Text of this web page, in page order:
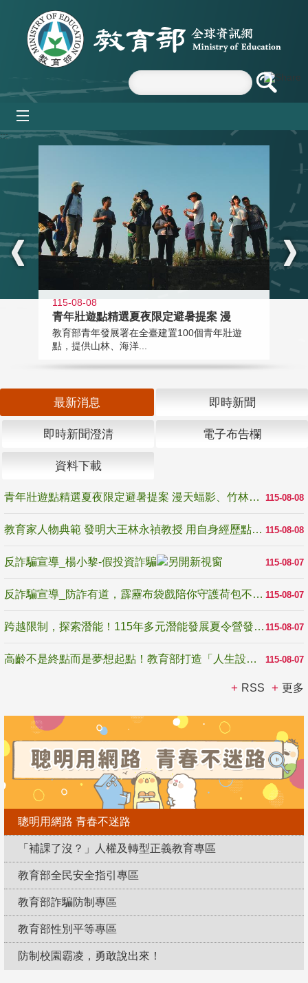
跳到主要內容區塊
:::
115-08-08
青年壯遊點精選夏夜限定避暑提案 漫
教育部青年發展署在全臺建置100個青年壯遊
點，提供山林、海洋...
最新消息 即時新聞
即時新聞澄清 電子布告欄
資料下載
115-08-08
青年壯遊點精選夏夜限定避暑提案 漫天蝠影、竹林尋蛙、茶香夜觀 邀青年暮色出發
115-08-08
教育家人物典範 發明大王林永禎教授 用自身經歷點亮學生的路
115-08-07
反詐騙宣導_楊小黎-假投資詐騙
115-08-07
反詐騙宣導_防詐有道，霹靂布袋戲陪你守護荷包不受騙
115-08-07
跨越限制，探索潛能！115年多元潛能發展夏令營發掘生命無限可能
115-08-07
高齡不是終點而是夢想起點！教育部打造「人生設計夢工場」 參展第3屆高齡健康產業博覽會
RSS 更多
聰明用網路 青春不迷路
「補課了沒？」人權及轉型正義教育專區
教育部全民安全指引專區
教育部詐騙防制專區
教育部性別平等專區
防制校園霸凌，勇敢說出來！